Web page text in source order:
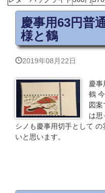
慶事用63円普
様と鶴
2019年08月22日
慶
鶴
図案
は思
シノも慶事用切手として
いと思います。